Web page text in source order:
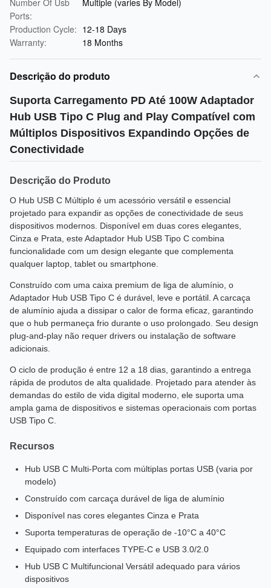
Number Of Usb
Ports:
Multiple (varies By Model)
Production Cycle: 12-18 Days
Warranty:
18 Months
Descrição do produto
Suporta Carregamento PD Até 100W Adaptador
Hub USB Tipo C Plug and Play Compatível com
Múltiplos Dispositivos Expandindo Opções de
Conectividade
Descrição do Produto
O Hub USB C Múltiplo é um acessório versátil e essencial
projetado para expandir as opções de conectividade de seus
dispositivos modernos. Disponível em duas cores elegantes,
Cinza e Prata, este Adaptador Hub USB Tipo C combina
funcionalidade com um design elegante que complementa
qualquer laptop, tablet ou smartphone.
Construído com uma caixa premium de liga de alumínio, o
Adaptador Hub USB Tipo C é durável, leve e portátil. A carcaça
de alumínio ajuda a dissipar o calor de forma eficaz, garantindo
que o hub permaneça frio durante o uso prolongado. Seu design
plug-and-play não requer drivers ou instalação de software
adicionais.
O ciclo de produção é entre 12 a 18 dias, garantindo a entrega
rápida de produtos de alta qualidade. Projetado para atender às
demandas do estilo de vida digital moderno, ele suporta uma
ampla gama de dispositivos e sistemas operacionais com portas
USB Tipo C.
Recursos
Hub USB C Multi-Porta com múltiplas portas USB (varia por
modelo)
Construído com carcaça durável de liga de alumínio
Disponível nas cores elegantes Cinza e Prata
Suporta temperaturas de operação de -10°C a 40°C
Equipado com interfaces TYPE-C e USB 3.0/2.0
Hub USB C Multifuncional Versátil adequado para vários
dispositivos